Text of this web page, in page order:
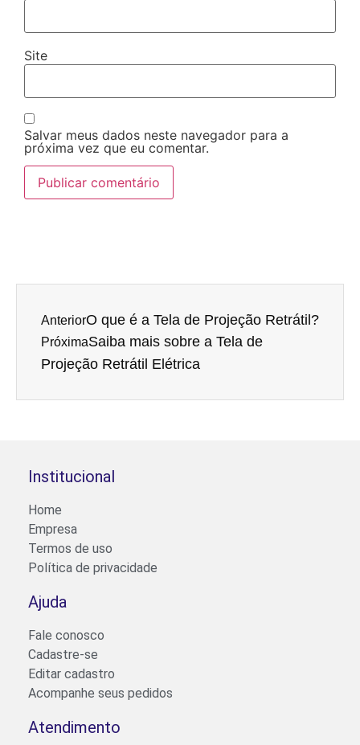
Site
Salvar meus dados neste navegador para a
próxima vez que eu comentar.
AnteriorO que é a Tela de Projeção Retrátil?
PróximaSaiba mais sobre a Tela de
Projeção Retrátil Elétrica
Institucional
Home
Empresa
Termos de uso
Política de privacidade
Ajuda
Fale conosco
Cadastre-se
Editar cadastro
Acompanhe seus pedidos
Atendimento